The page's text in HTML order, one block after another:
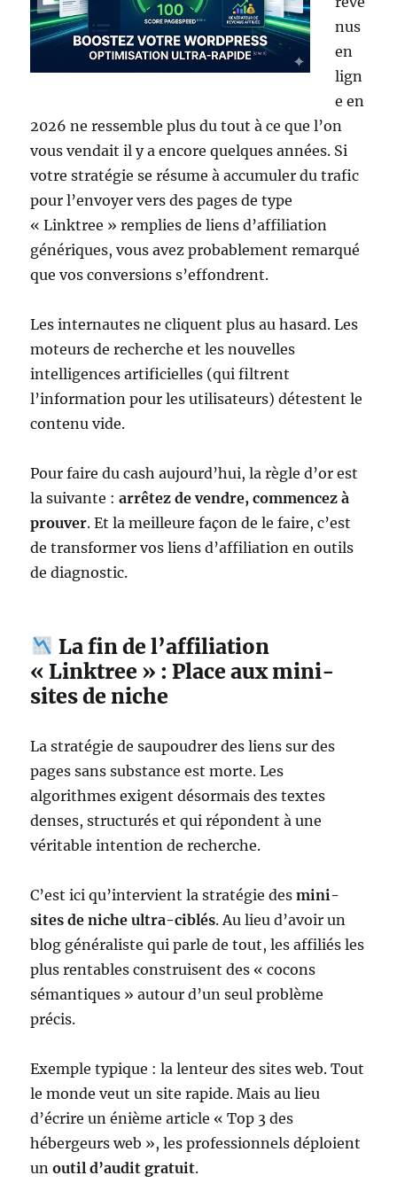
nus
en
lign
e en
2026 ne ressemble plus du tout à ce que l’on
vous vendait il y a encore quelques années. Si
votre stratégie se résume à accumuler du trafic
pour l’envoyer vers des pages de type
« Linktree » remplies de liens d’affiliation
génériques, vous avez probablement remarqué
que vos conversions s’effondrent.
Les internautes ne cliquent plus au hasard. Les
moteurs de recherche et les nouvelles
intelligences artificielles (qui filtrent
l’information pour les utilisateurs) détestent le
contenu vide.
Pour faire du cash aujourd’hui, la règle d’or est
la suivante :arrêtez de vendre, commencez à
prouver. Et la meilleure façon de le faire, c’est
de transformer vos liens d’affiliation en outils
de diagnostic.
La fin de l’affiliation
« Linktree » : Place aux mini-
sites de niche
La stratégie de saupoudrer des liens sur des
pages sans substance est morte. Les
algorithmes exigent désormais des textes
denses, structurés et qui répondent à une
véritable intention de recherche.
C’est ici qu’intervient la stratégie desmini-
sites de niche ultra-ciblés. Au lieu d’avoir un
blog généraliste qui parle de tout, les affiliés les
plus rentables construisent des « cocons
sémantiques » autour d’un seul problème
précis.
Exemple typique : la lenteur des sites web. Tout
le monde veut un site rapide. Mais au lieu
d’écrire un énième article « Top 3 des
hébergeurs web », les professionnels déploient
unoutil d’audit gratuit.